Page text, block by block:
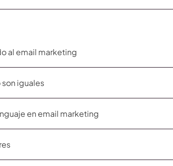
al email marketing
iguales
en email marketing